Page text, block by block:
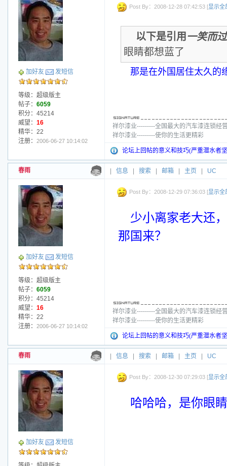
加好友 发短信
等级：超级版主
帖子： 6059
积分：45214
威望： 16
精华：22
注册： 2006-06-27 10:14:02
Post By：2008-12-28 07:42:53 [显示全
以下是引用 一笑而过
眼睛都想蓝了
那是在外国居住太久的
祥尔漆业---------全国最大的汽车漆连锁经
祥尔漆业---------使你的生活更精彩
论坛上回帖的意义和技巧(严重潜水者
春雨 信息 搜索 邮箱 主页 UC
加好友 发短信
等级：超级版主
帖子： 6059
积分：45214
威望： 16
精华：22
注册： 2006-06-27 10:14:02
Post By：2008-12-29 07:36:03 [显示全
少小离家老大还
那国来？
祥尔漆业---------全国最大的汽车漆连锁经
祥尔漆业---------使你的生活更精彩
论坛上回帖的意义和技巧(严重潜水者
春雨 信息 搜索 邮箱 主页 UC
加好友 发短信
Post By：2008-12-30 07:29:03 [显示全
哈哈哈，是你眼